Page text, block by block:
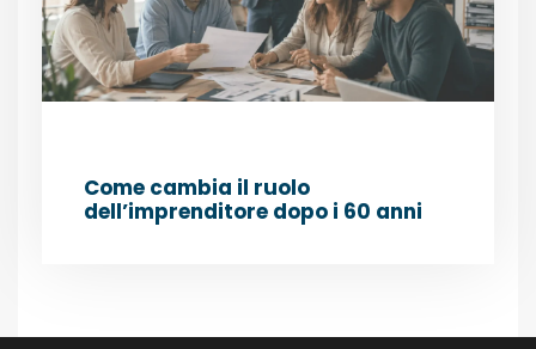
Come cambia il ruolo
dell’imprenditore dopo i 60 anni